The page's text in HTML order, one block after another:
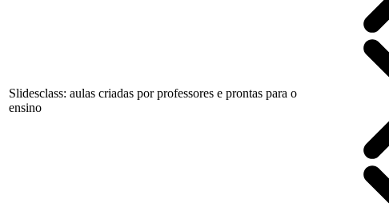
Slidesclass: aulas criadas por professores e prontas para o
ensino